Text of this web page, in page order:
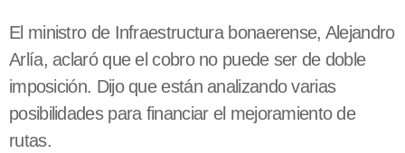
El ministro de Infraestructura bonaerense, Alejandro
Arlía, aclaró que el cobro no puede ser de doble
imposición. Dijo que están analizando varias
posibilidades para financiar el mejoramiento de
rutas.